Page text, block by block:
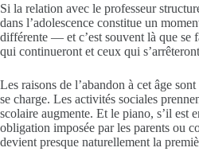
Si la relation avec le professeur
dans l’adolescence constitue un
différente — et c’est souvent là que se
qui continueront et ceux qui
Les raisons de l’abandon à cet âge
se charge. Les activités sociales
scolaire augmente. Et le piano, s’il est
obligation imposée par les parents ou
devient presque naturellement la